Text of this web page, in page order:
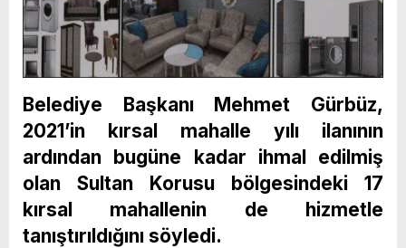
Belediye Başkanı Mehmet Gürbüz,
2021’in kırsal mahalle yılı ilanının
ardından bugüne kadar ihmal edilmiş
olan Sultan Korusu bölgesindeki 17
kırsal mahallenin de hizmetle
tanıştırıldığını söyledi.